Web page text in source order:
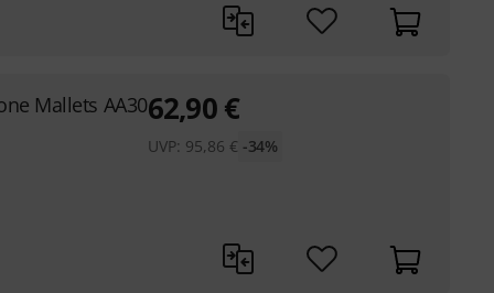
Mallets AA3062,90 €
UVP: 95,86 € -34%